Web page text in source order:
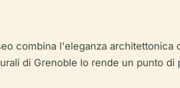
combina l'eleganza architettonica
di Grenoble lo rende un punto di